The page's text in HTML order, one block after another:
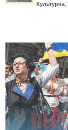
Культурна,